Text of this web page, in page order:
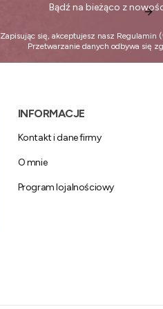
Bądź na bieżąco z
Zapisując się, akceptujesz nasz Regulamin
Przetwarzanie danych odbywa się
Linki w stopce
INFORMACJE
Kontakt i dane firmy
O mnie
Program lojalnościowy